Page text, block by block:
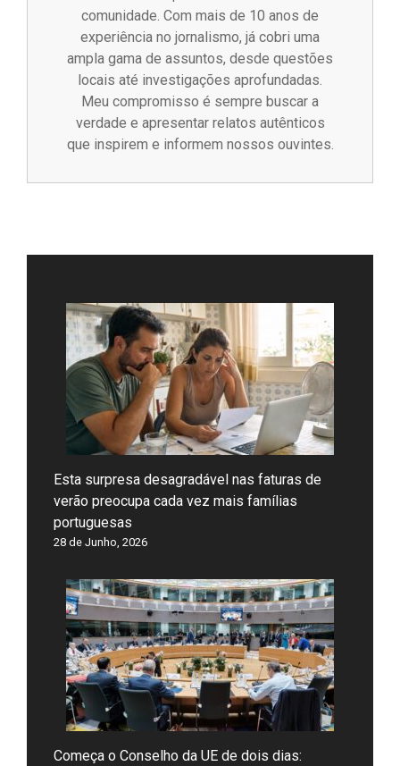
comunidade. Com mais de 10 anos de
experiência no jornalismo, já cobri uma
ampla gama de assuntos, desde questões
locais até investigações aprofundadas.
Meu compromisso é sempre buscar a
verdade e apresentar relatos autênticos
que inspirem e informem nossos ouvintes.
Esta surpresa desagradável nas faturas de
verão preocupa cada vez mais famílias
portuguesas
28 de Junho, 2026
Começa o Conselho da UE de dois dias: